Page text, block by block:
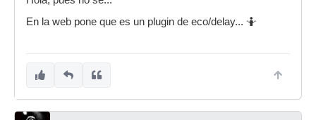
En la web pone que es un plugin de eco/delay... 🤷